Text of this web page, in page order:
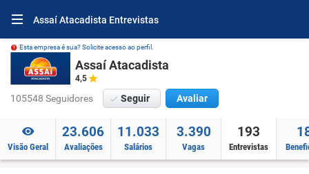
Assaí Atacadista Entrevistas
Esta empresa é sua? Solicite acesso ao perfil.
Assaí Atacadista
4,5
105548 Seguidores Seguir Avaliar
Visão Geral
23.606
Avaliações
11.033
Salários
3.390
Vagas
193
Entrevistas